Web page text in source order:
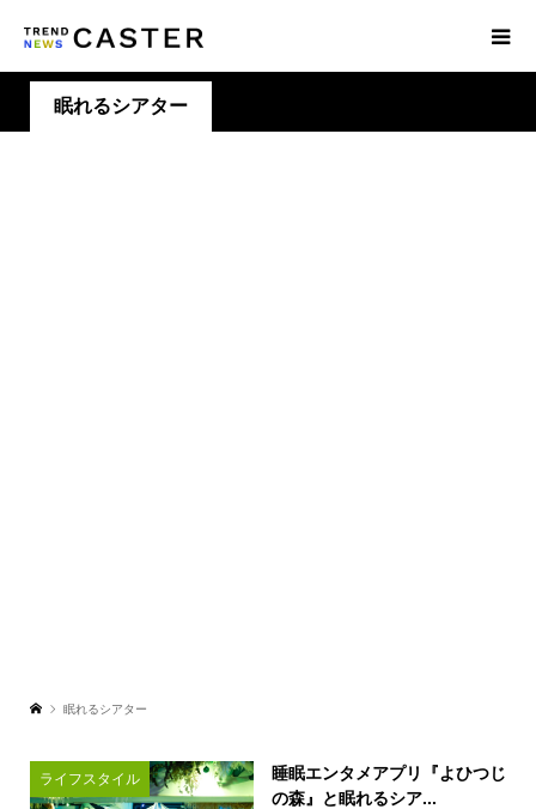
眠れるシアター
眠れるシアター
ライフスタイル
睡眠エンタメアプリ『よひつじ
の森』と眠れるシア...